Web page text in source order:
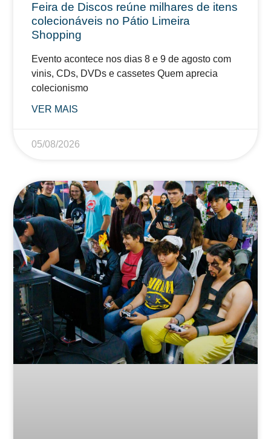
Feira de Discos reúne milhares de itens
colecionáveis no Pátio Limeira
Shopping
Evento acontece nos dias 8 e 9 de agosto com
vinis, CDs, DVDs e cassetes Quem aprecia
colecionismo
VER MAIS
05/08/2026